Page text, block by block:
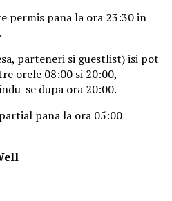
permis pana la ora 23:30 in
parteneri si guestlist) isi pot
orele 08:00 si 20:00,
se dupa ora 20:00.
pana la ora 05:00